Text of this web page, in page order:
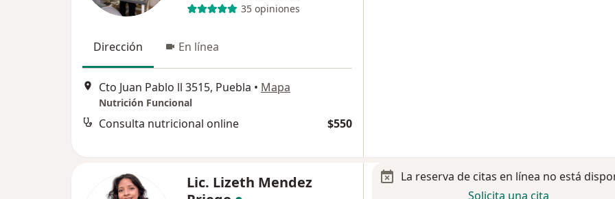
35 opiniones
Dirección En línea
Cto Juan Pablo ll 3515, Puebla • Mapa
Nutrición Funcional
Consulta nutricional online $550
Lic. Lizeth Mendez
La reserva de citas en línea no está
Solicita una cita